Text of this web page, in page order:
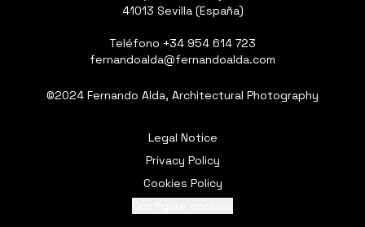
41013 Sevilla (España)
Teléfono +34 954 614 723
fernandoalda@fernandoalda.com
©2024 Fernando Alda, Architectural Photography
Legal Notice
Privacy Policy
Cookies Policy